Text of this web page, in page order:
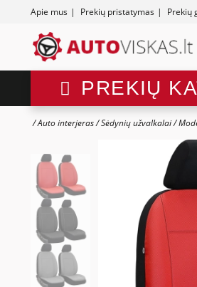
Apie mus | Prekių pristatymas | Prekių
PREKIŲ
Auto interjeras Sėdynių užvalkalai